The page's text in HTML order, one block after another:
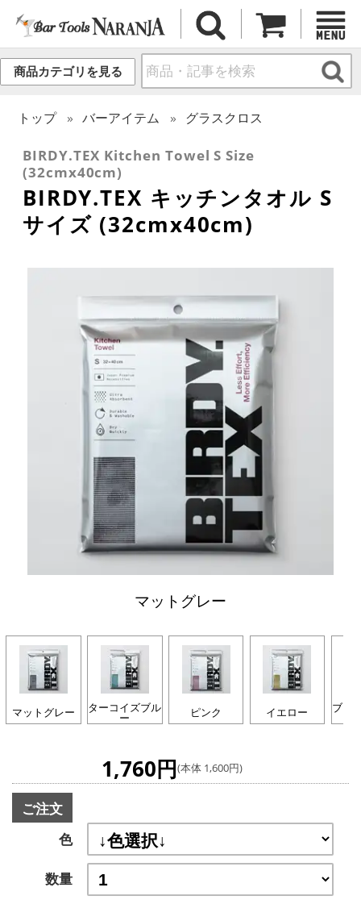
商品カテゴリを見る
トップ バーアイテム グラスクロス
BIRDY.TEX Kitchen Towel S Size
(32cmx40cm)
BIRDY.TEX キッチンタオル S
サイズ (32cmx40cm)
マットグレー
マットグレー ターコイズブル
ー ピンク イエロー ブラ
1,760円(本体 1,600円)
ご注文
色
数量